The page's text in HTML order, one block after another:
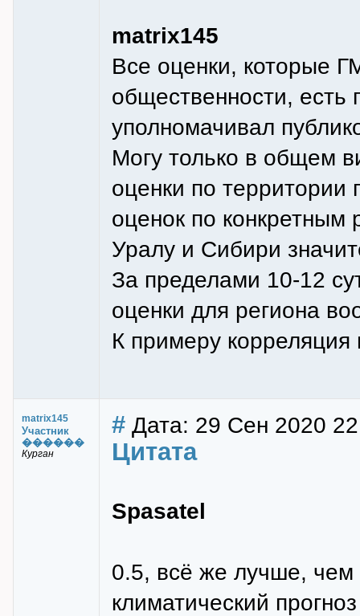
matrix145
Все оценки, которые
общественности,
уполномачивал
Могу только в общем
оценки по
оценок по
Уралу и Сибири
За пределами 10-12
оценки для региона
К примеру корреляция
matrix145
Участник
������
Курган
# Дата: 29 Сен 2020
Цитата
Spasatel
0.5, всё же лучше,
климатический прогноз